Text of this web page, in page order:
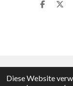
Diese Website
T
T